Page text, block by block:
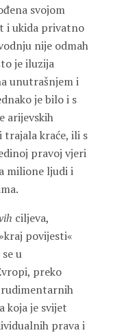
svojom
i ukida privatno
nije odmah
je iluzija
unutrašnjem i
je bilo i s
arijevskih
trajala kraće, ili s
pravoj vjeri
milione ljudi i
ciljeva,
povijesti«
u
preko
koja je svijet
prava i